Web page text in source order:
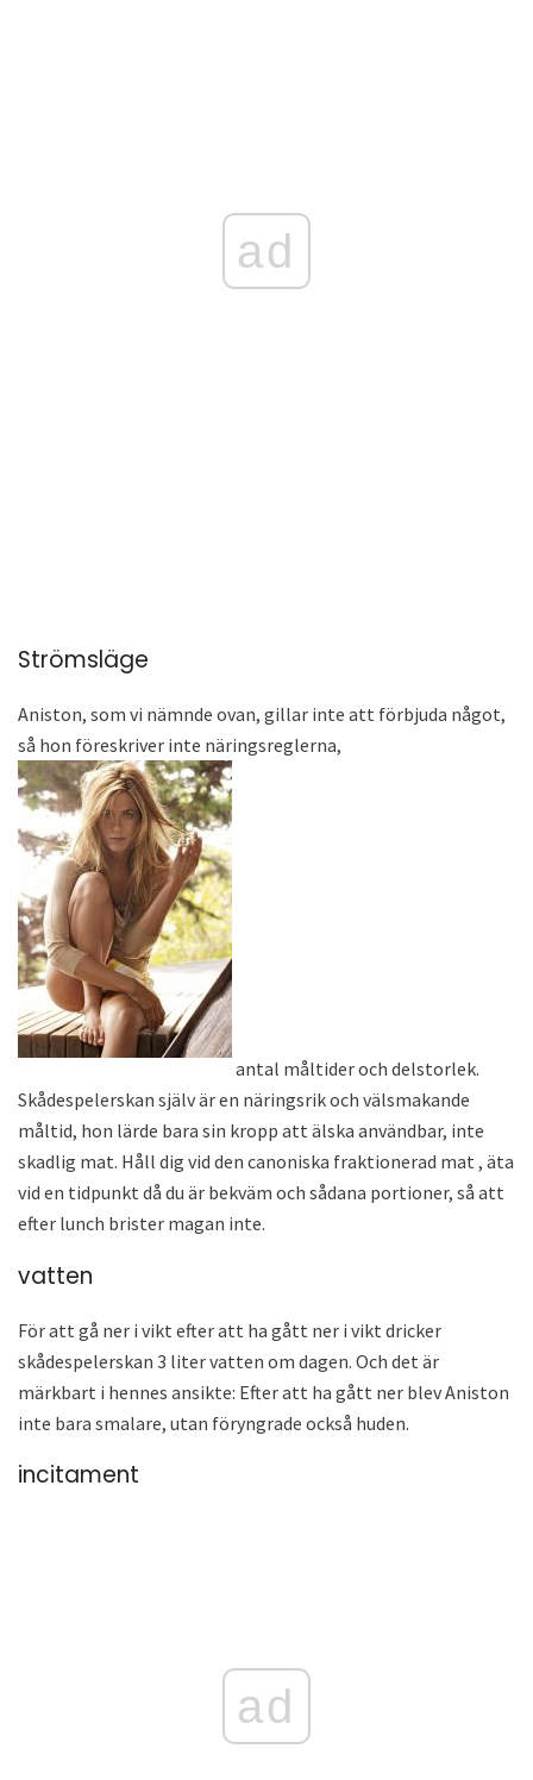
ad
Strömsläge
Aniston, som vi nämnde ovan, gillar inte att förbjuda något,
så hon föreskriver inte näringsreglerna,
antal måltider och delstorlek.
Skådespelerskan själv är en näringsrik och välsmakande
måltid, hon lärde bara sin kropp att älska användbar, inte
skadlig mat. Håll dig vid den canoniska fraktionerad mat , äta
vid en tidpunkt då du är bekväm och sådana portioner, så att
efter lunch brister magan inte.
vatten
För att gå ner i vikt efter att ha gått ner i vikt dricker
skådespelerskan 3 liter vatten om dagen. Och det är
märkbart i hennes ansikte: Efter att ha gått ner blev Aniston
inte bara smalare, utan föryngrade också huden.
incitament
ad